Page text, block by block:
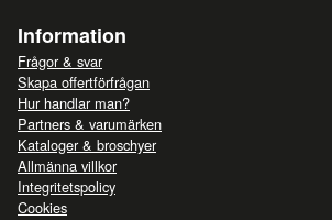
Information
Frågor & svar
Skapa offertförfrågan
Hur handlar man?
Partners & varumärken
Kataloger & broschyer
Allmänna villkor
Integritetspolicy
Cookies